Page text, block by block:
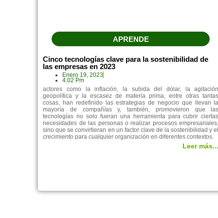
APRENDE
Cinco tecnologías clave para la sostenibilidad de
las empresas en 2023
Enero 19, 2023
4:02 Pm
actores como la inflación, la subida del dólar, la agitación
geopolítica y la escasez de materia prima, entre otras tantas
cosas, han redefinido las estrategias de negocio que llevan la
mayoría de compañías y, también, promovieron que las
tecnologías no solo fueran una herramienta para cubrir ciertas
necesidades de las personas o realizar procesos empresariales,
sino que se convirtieran en un factor clave de la sostenibilidad y el
crecimiento para cualquier organización en diferentes contextos.
Leer más...